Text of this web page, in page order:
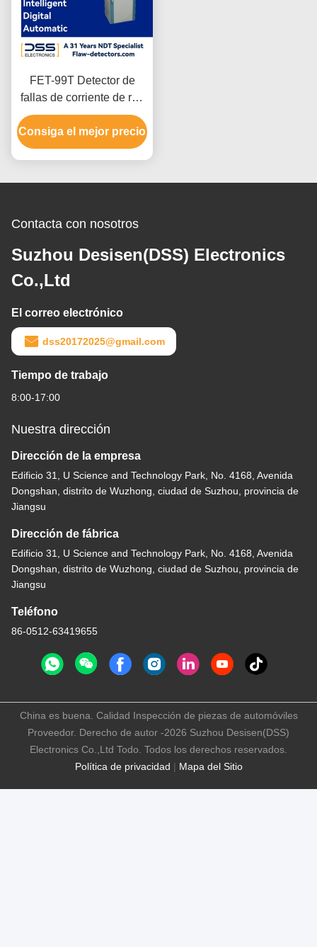
FET-99T Detector de
fallas de corriente de red
de red digital inteligente
Consiga el mejor precio
Contacta con nosotros
Suzhou Desisen(DSS) Electronics
Co.,Ltd
El correo electrónico
dss20172025@gmail.com
Tiempo de trabajo
8:00-17:00
Nuestra dirección
Dirección de la empresa
Edificio 31, U Science and Technology Park, No. 4168, Avenida
Dongshan, distrito de Wuzhong, ciudad de Suzhou, provincia de
Jiangsu
Dirección de fábrica
Edificio 31, U Science and Technology Park, No. 4168, Avenida
Dongshan, distrito de Wuzhong, ciudad de Suzhou, provincia de
Jiangsu
Teléfono
86-0512-63419655
Política de privacidad | Mapa del Sitio
China es buena. Calidad Inspección de piezas de automóviles
Proveedor. Derecho de autor -2026 Suzhou Desisen(DSS)
Electronics Co.,Ltd Todo. Todos los derechos reservados.